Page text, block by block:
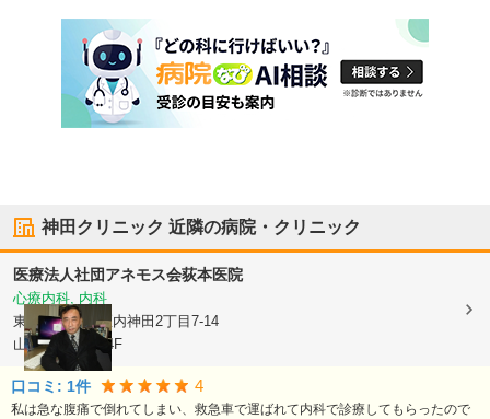
神田クリニック 近隣の病院・クリニック
医療法人社団アネモス会荻本医院
心療内科, 内科
東京都千代田区内神田2丁目7-14
山手ビル3号館4F
口コミ: 1件 4
私は急な腹痛で倒れてしまい、救急車で運ばれて内科で診療してもらったので